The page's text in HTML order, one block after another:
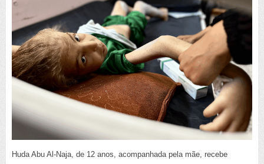
Huda Abu Al-Naja, de 12 anos, acompanhada pela mãe, recebe